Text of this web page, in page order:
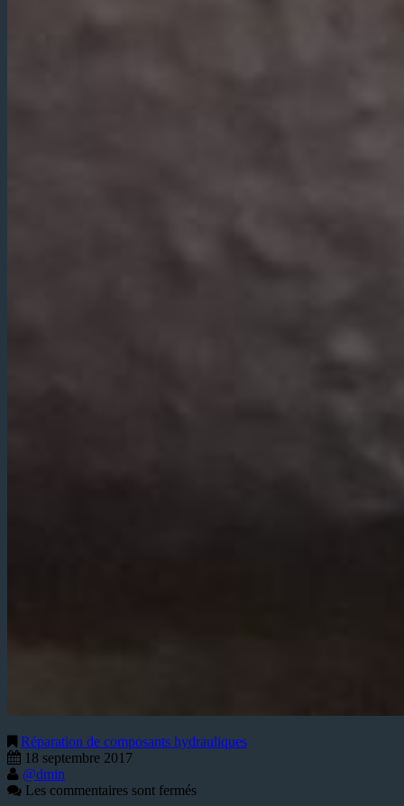
Réparation de composants hydrauliques
18 septembre 2017
@dmin
Les commentaires sont fermés